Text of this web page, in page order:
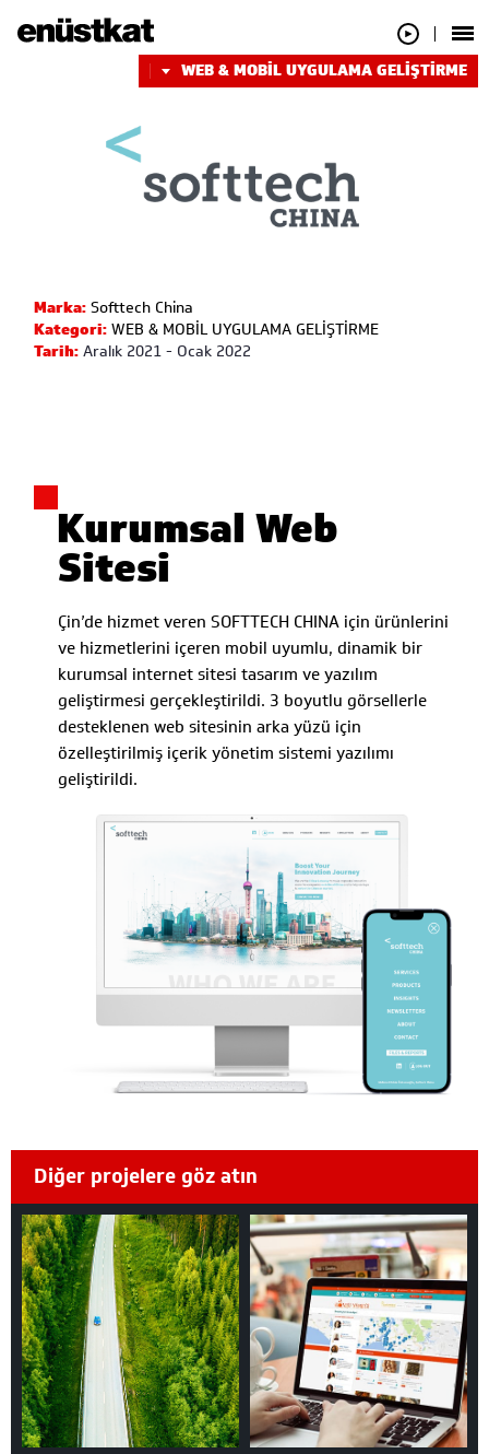
WEB & MOBİL UYGULAMA GELİŞTİRME
Marka:Softtech China
Kategori:WEB & MOBİL UYGULAMA GELİŞTİRME
Tarih:Aralık 2021 - Ocak 2022
Kurumsal Web
Sitesi
Çin’de hizmet veren SOFTTECH CHINA için ürünlerini
ve hizmetlerini içeren mobil uyumlu, dinamik bir
kurumsal internet sitesi tasarım ve yazılım
geliştirmesi gerçekleştirildi. 3 boyutlu görsellerle
desteklenen web sitesinin arka yüzü için
özelleştirilmiş içerik yönetim sistemi yazılımı
geliştirildi.
Diğer projelere göz atın